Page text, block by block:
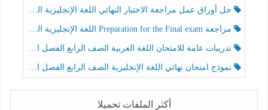
حل أوراق عمل مراجعة الاختبار النهائي اللغة الإنجليزية الصف الرابع الفصل الثالث
مراجعة Preparation for the Final exam اللغة الإنجليزية الصف الرابع الفصل الثالث
تدريبات عامة للامتحان اللغة العربية الصف الرابع الفصل الثالث
نموذج امتحان نهائي اللغة الإنجليزية الصف الرابع الفصل الثالث
أكثر الملفات تحميلا